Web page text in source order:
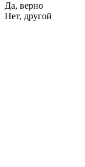
Да, верно
Нет, другой